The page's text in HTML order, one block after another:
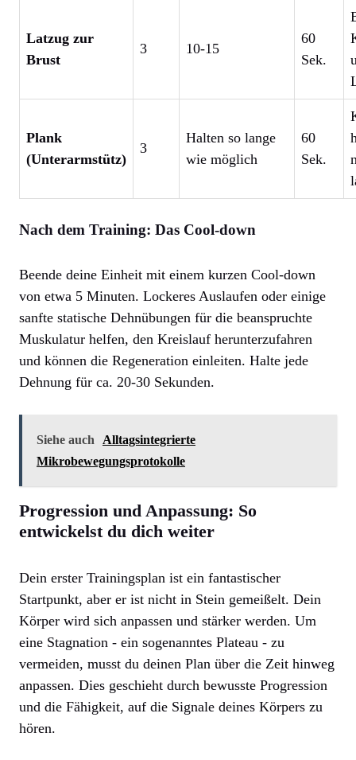
Latzug zur
Brust
3 10-15
60
Sek.
Plank
(Unterarmstütz)
3
Halten so lange
wie möglich
60
Sek.
Nach dem Training: Das Cool-down
Beende deine Einheit mit einem kurzen Cool-down
von etwa 5 Minuten. Lockeres Auslaufen oder einige
sanfte statische Dehnübungen für die beanspruchte
Muskulatur helfen, den Kreislauf herunterzufahren
und können die Regeneration einleiten. Halte jede
Dehnung für ca. 20-30 Sekunden.
Siehe auch
Alltagsintegrierte
Mikrobewegungsprotokolle
Progression und Anpassung: So
entwickelst du dich weiter
Dein erster Trainingsplan ist ein fantastischer
Startpunkt, aber er ist nicht in Stein gemeißelt. Dein
Körper wird sich anpassen und stärker werden. Um
eine Stagnation - ein sogenanntes Plateau - zu
vermeiden, musst du deinen Plan über die Zeit hinweg
anpassen. Dies geschieht durch bewusste Progression
und die Fähigkeit, auf die Signale deines Körpers zu
hören.